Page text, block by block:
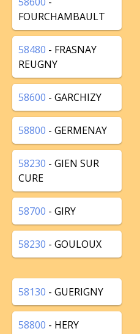
FOURCHAMBAULT
58480 - FRASNAY
REUGNY
58600 - GARCHIZY
58800 - GERMENAY
58230 - GIEN SUR
CURE
58700 - GIRY
58230 - GOULOUX
58130 - GUERIGNY
58800 - HERY